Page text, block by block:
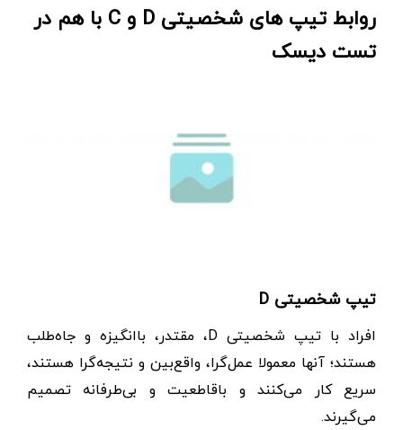
روابط تیپ های شخصیتی D و C با هم در
تست دیسک
تیپ شخصیتی D
افراد با تیپ شخصیتی D، مقتدر، باانگیزه و جاه‌طلب
هستند؛ آنها معمولا عمل‌گرا، واقع‌بین و نتیجه‌گرا هستند،
سریع کار می‌کنند و با‌قاطعیت و بی‌طرفانه تصمیم
می‌گیرند.